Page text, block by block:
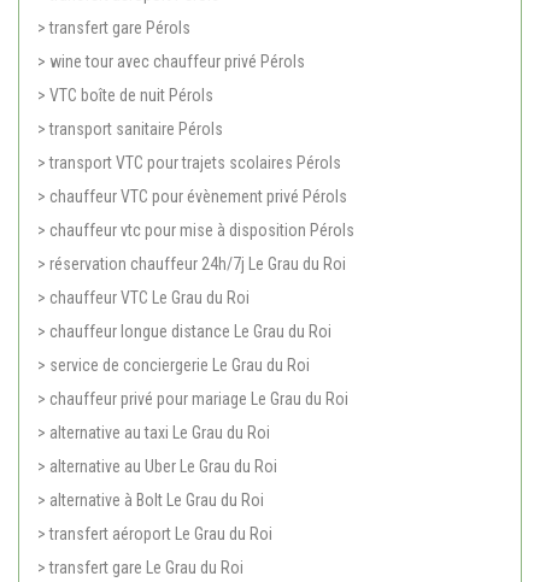
> transfert gare Pérols
> wine tour avec chauffeur privé Pérols
> VTC boîte de nuit Pérols
> transport sanitaire Pérols
> transport VTC pour trajets scolaires Pérols
> chauffeur VTC pour évènement privé Pérols
> chauffeur vtc pour mise à disposition Pérols
> réservation chauffeur 24h/7j Le Grau du Roi
> chauffeur VTC Le Grau du Roi
> chauffeur longue distance Le Grau du Roi
> service de conciergerie Le Grau du Roi
> chauffeur privé pour mariage Le Grau du Roi
> alternative au taxi Le Grau du Roi
> alternative au Uber Le Grau du Roi
> alternative à Bolt Le Grau du Roi
> transfert aéroport Le Grau du Roi
> transfert gare Le Grau du Roi